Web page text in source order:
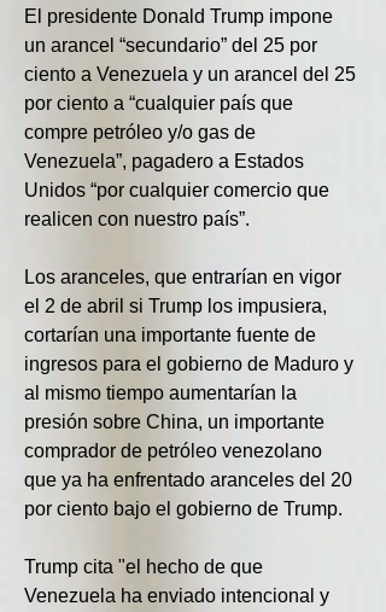
El presidente Donald Trump impone
un arancel “secundario” del 25 por
ciento a Venezuela y un arancel del 25
por ciento a “cualquier país que
compre petróleo y/o gas de
Venezuela”, pagadero a Estados
Unidos “por cualquier comercio que
realicen con nuestro país”.
Los aranceles, que entrarían en vigor
el 2 de abril si Trump los impusiera,
cortarían una importante fuente de
ingresos para el gobierno de Maduro y
al mismo tiempo aumentarían la
presión sobre China, un importante
comprador de petróleo venezolano
que ya ha enfrentado aranceles del 20
por ciento bajo el gobierno de Trump.
Trump cita "el hecho de que
Venezuela ha enviado intencional y